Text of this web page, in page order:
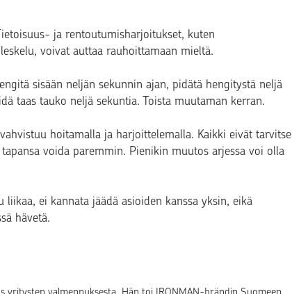
ja rentoutumisharjoitukset, kuten
voivat auttaa rauhoittamaan mieltä.
sisään neljän sekunnin ajan, pidätä hengitystä neljä
taas tauko neljä sekuntia. Toista muutaman kerran.
hoitamalla ja harjoittelemalla. Kaikki eivät tarvitse
voida paremmin. Pienikin muutos arjessa voi olla
ei kannata jäädä asioiden kanssa yksin, eikä
hävetä.